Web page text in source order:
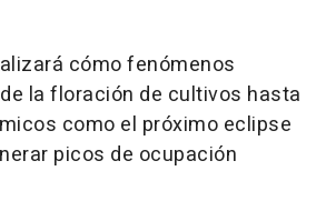
cómo fenómenos
la floración de cultivos hasta
como el próximo eclipse
picos de ocupación